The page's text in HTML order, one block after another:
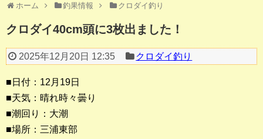
ホーム 釣果情報 クロダイ釣り
クロダイ40cm頭に3枚出ました！
2025年12月20日 12:35 クロダイ釣り
■日付：12月19日
■天気：晴れ時々曇り
■潮回り：大潮
■場所：三浦東部
陸っぱりルアー
船・ボート釣り
その他の釣り